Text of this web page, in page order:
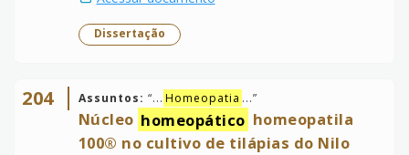
Dissertação
204 Assuntos: “... Homeopatia ...”
Núcleo homeopático homeopatila
100® no cultivo de tilápias do Nilo